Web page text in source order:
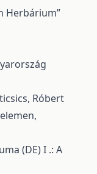
Herbárium”
Róbert
(DE) I .: A